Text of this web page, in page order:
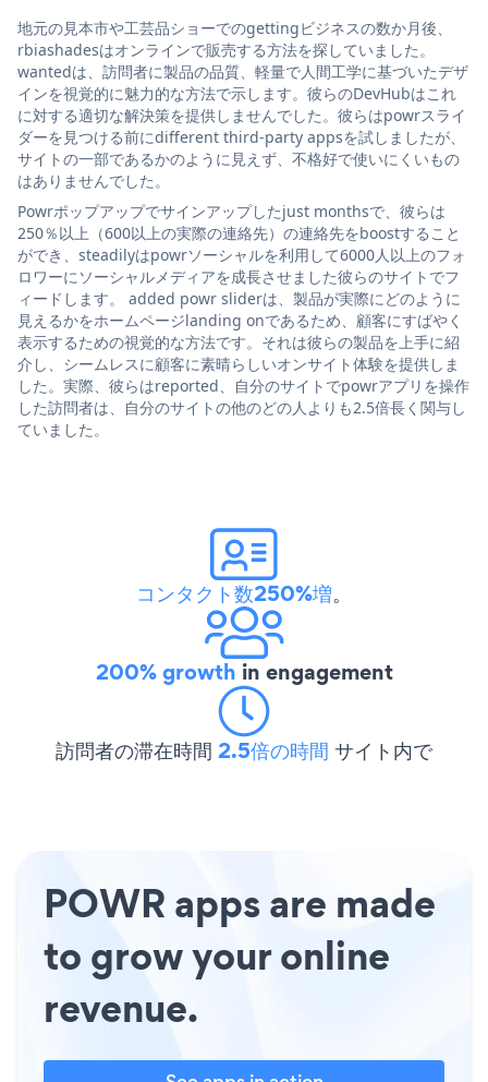
地元の見本市や工芸品ショーでのgettingビジネスの数か月後、
rbiashadesはオンラインで販売する方法を探していました。
wantedは、訪問者に製品の品質、軽量で人間工学に基づいたデザ
インを視覚的に魅力的な方法で示します。彼らのDevHubはこれ
に対する適切な解決策を提供しませんでした。彼らはpowrスライ
ダーを見つける前にdifferent third-party appsを試しましたが、
サイトの一部であるかのように見えず、不格好で使いにくいもの
はありませんでした。
Powrポップアップでサインアップしたjust monthsで、彼らは
250％以上（600以上の実際の連絡先）の連絡先をboostすること
ができ、steadilyはpowrソーシャルを利用して6000人以上のフォ
ロワーにソーシャルメディアを成長させました彼らのサイトでフ
ィードします。 added powr sliderは、製品が実際にどのように
見えるかをホームページlanding onであるため、顧客にすばやく
表示するための視覚的な方法です。それは彼らの製品を上手に紹
介し、シームレスに顧客に素晴らしいオンサイト体験を提供しま
した。実際、彼らはreported、自分のサイトでpowrアプリを操作
した訪問者は、自分のサイトの他のどの人よりも2.5倍長く関与し
ていました。
コンタクト数250%増。
200% growth in engagement
訪問者の滞在時間 2.5倍の時間 サイト内で
POWR apps are made
to grow your online
revenue.